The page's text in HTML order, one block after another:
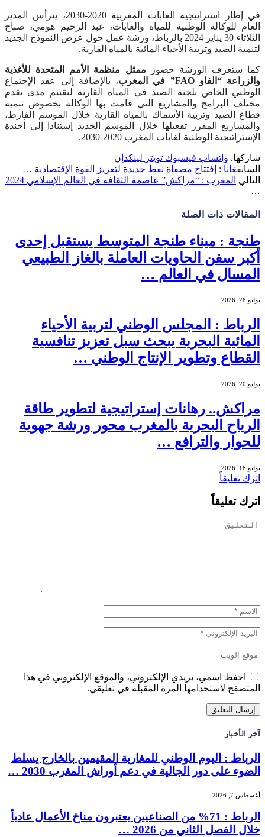
في إطار استراتيجية الغابات المغربية 2020-2030، يترأس المدير
العام للوكالة الوطنية للمياه والغابات، عبد الرحيم هومي، صباح
الثلاثاء 30 يناير 2024 بالرباط، ورشة عمل حول عرض النموذج الجديد
لتنمية الصيد وتربية الأحياء المائية بالمياه القارية.
كما ستعرف الورشة حضور ممثل منظمة الأمم المتحدة للأغذية
والزراعة “الفاو FAO” في المغرب
، بالإضافة إلى عقد الإجتماع
الوطني الخاص بلجنة الصيد في المياه القارية لتقييم مدى تقدم
مختلف البرامج والمشاريع التي قامت بها الوكالة بخصوص تنمية
قطاع الصيد وتربية الأسماك بالمياه القارية خلال الموسم الفارط،
والمشاريع المقرر تفعيلها خلال الموسم الجديد إستنادا إلى أجندة
الإستراتيجية الوطنية لغابات المغرب 2020-2030.
شاركها. واتساب فيسبوك تويتر لينكدإن
السابقغانا : إفتتاح مصفاة نفط جديدة لتعزيز القوة الإقتصادية …
التالي
المغرب : “مراكش” عاصمة الثقافة في العالم الإسلامي 2024
…
المقالات ذات الصلة
طنجة : ميناء طنجة المتوسط يستقبل إحدى
أكبر سفن الحاويات العاملة بالغاز الطبيعي
المسال في العالم …
يوليو 28, 2026
الرباط : المجلس الوطني لتربية الأحياء
المائية البحرية يبحث سبل تعزيز تنافسية
القطاع وتطوير الإنتاج الوطني …
يوليو 20, 2026
مراكش.. رهانات إستراتيجية لتطوير طاقة
الرياح البحرية بالمغرب محور ورشة جهوية
للحوار والترافع …
يوليو 18, 2026
اترك تعليقاً
اترك تعليقاً
احفظ اسمي، بريدي الإلكتروني، والموقع الإلكتروني في هذا
المتصفح لاستخدامها المرة المقبلة في تعليقي.
آخر الأخبار
الرباط : اليوم الوطني للمغاربة المقيمين بالخارج يسلط
الضوء على دور الجالية في دعم أوراش المغرب 2030 …
أغسطس 7, 2026
الرباط : 71% من الصناعيين يعتبرون مناخ الأعمال عادياً
خلال الفصل الثاني من 2026 …